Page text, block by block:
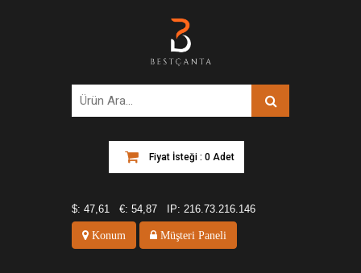
Fiyat İsteği : 0 Adet
$: 47,61 €: 54,87 IP: 216.73.216.146
Konum Müşteri Paneli